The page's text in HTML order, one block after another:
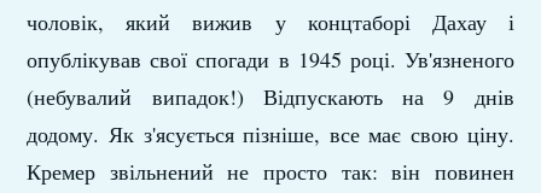
чоловік, який вижив у концтаборі Дахау і
опублікував свої спогади в 1945 році. Ув'язненого
(небувалий випадок!) Відпускають на 9 днів
додому. Як з'ясується пізніше, все має свою ціну.
Кремер звільнений не просто так: він повинен